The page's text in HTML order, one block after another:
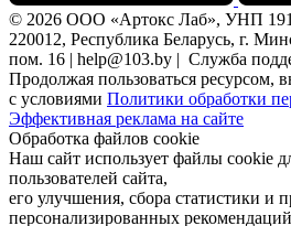
© 2026 ООО «Артокс Лаб», УНП
220012, Республика Беларусь, г.
пом. 16 | help@103.by | Служба
Продолжая пользоваться ресурсом,
с условиями Политики обработки
Эффективная реклама на сайте
Обработка файлов cookie
Наш сайт использует файлы cookie
пользователей сайта,
его улучшения, сбора статистики и
персонализированных